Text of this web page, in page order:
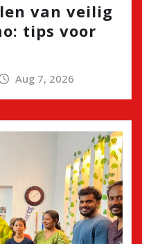
van veilig
tips voor
Aug 7, 2026